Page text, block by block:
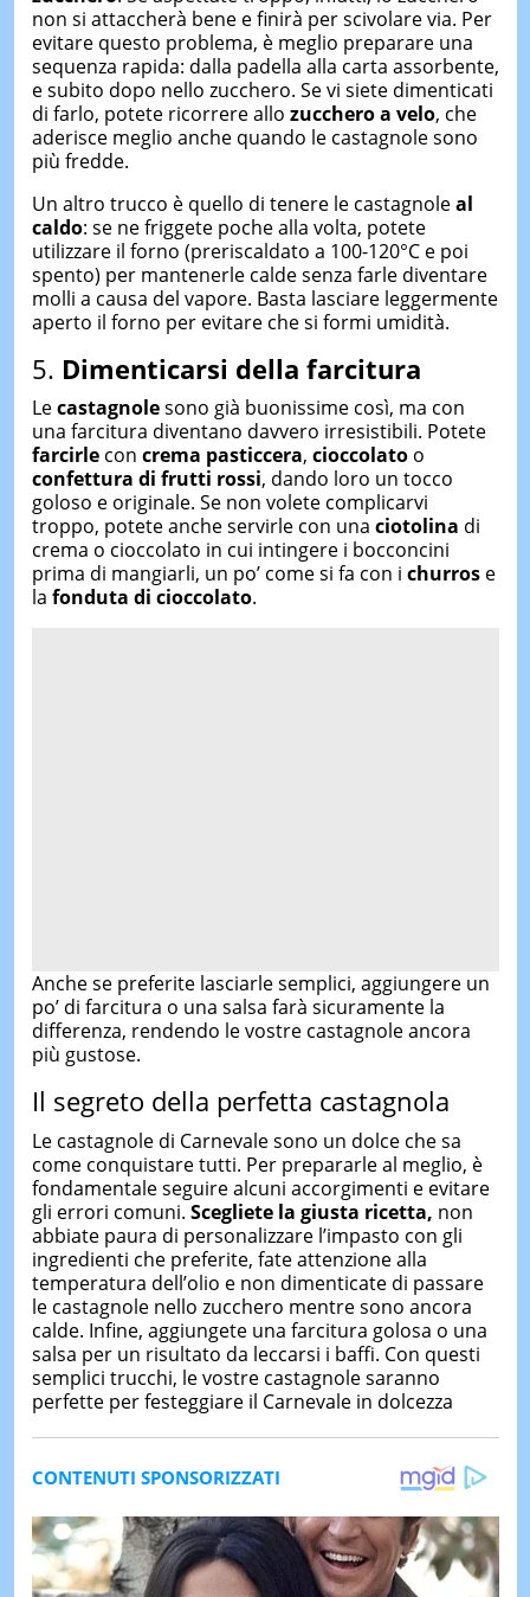
non si attaccherà bene e finirà per scivolare via. Per
evitare questo problema, è meglio preparare una
sequenza rapida: dalla padella alla carta assorbente,
e subito dopo nello zucchero. Se vi siete dimenticati
di farlo, potete ricorrere allo zucchero a velo, che
aderisce meglio anche quando le castagnole sono
più fredde.
Un altro trucco è quello di tenere le castagnoleal
caldo: se ne friggete poche alla volta, potete
utilizzare il forno (preriscaldato a 100-120°C e poi
spento) per mantenerle calde senza farle diventare
molli a causa del vapore. Basta lasciare leggermente
aperto il forno per evitare che si formi umidità.
5. Dimenticarsi della farcitura
Lecastagnolesono già buonissime così, ma con
una farcitura diventano davvero irresistibili. Potete
farcirlecon crema pasticcera, cioccolatoo
confettura di frutti rossi, dando loro un tocco
goloso e originale. Se non volete complicarvi
troppo, potete anche servirle con una ciotolina di
crema o cioccolato in cui intingere i bocconcini
prima di mangiarli, un po’ come si fa con i churrose
la fonduta di cioccolato.
Anche se preferite lasciarle semplici, aggiungere un
po’ di farcitura o una salsa farà sicuramente la
differenza, rendendo le vostre castagnole ancora
più gustose.
Il segreto della perfetta castagnola
Le castagnole di Carnevale sono un dolce che sa
come conquistare tutti. Per prepararle al meglio, è
fondamentale seguire alcuni accorgimenti e evitare
gli errori comuni. Scegliete la giusta ricetta, non
abbiate paura di personalizzare l’impasto con gli
ingredienti che preferite, fate attenzione alla
temperatura dell’olio e non dimenticate di passare
le castagnole nello zucchero mentre sono ancora
calde. Infine, aggiungete una farcitura golosa o una
salsa per un risultato da leccarsi i baffi. Con questi
semplici trucchi, le vostre castagnole saranno
perfette per festeggiare il Carnevale in dolcezza